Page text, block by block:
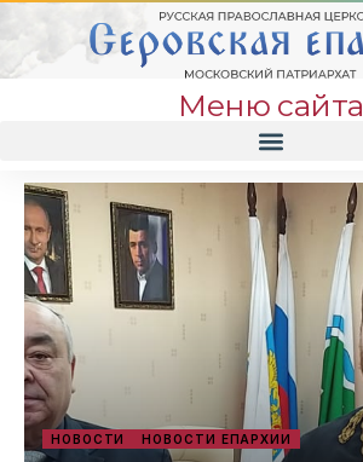
Меню сайта
НОВОСТИ НОВОСТИ ЕПАРХИИ